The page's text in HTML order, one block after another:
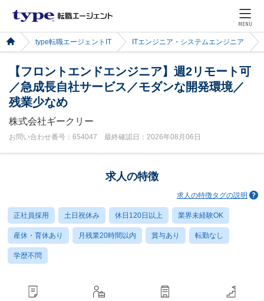
MENU
type転職エージェントIT ITエンジニア・システムエンジニア
【フロントエンドエンジニア】週2リモート可
／急成長自社サービス／モダンな開発環境／
残業少なめ
株式会社ギークリー
お問い合わせ番号：654047 最終確認日：2026年08月06日
求人の特徴
求人の特徴タグの説明
正社員採用 土日祝休み 休日120日以上 業界未経験OK
産休・育休あり 月残業20時間以内 賞与あり 転勤なし
学歴不問